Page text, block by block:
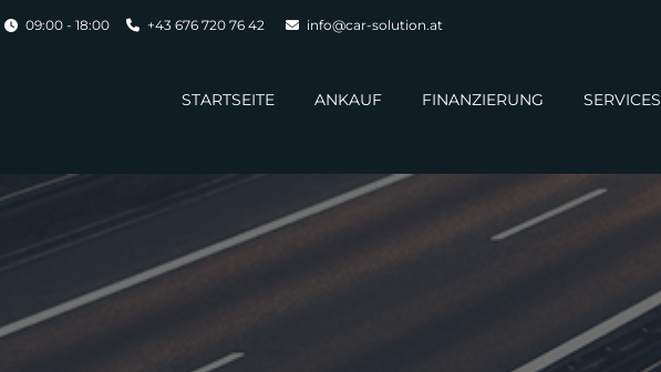
09:00 - 18:00 +43 676 720 76 42 info@car-solution.at
STARTSEITE ANKAUF FINANZIERUNG SERVICES